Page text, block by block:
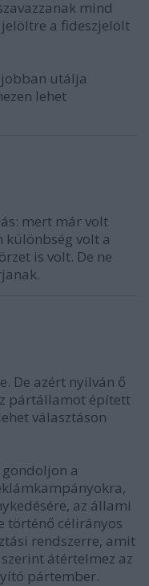
mind
a fideszjelölt
utálja
lehet
mert már volt
különbség volt a
is volt. De ne
De azért nyilván ő
pártállamot épített
választáson
a
az állami
történő célirányos
rendszerre, amit
átértelmez az
pártember.